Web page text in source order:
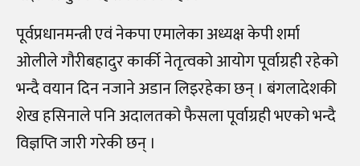
पूर्वप्रधानमन्त्री एवं नेकपा एमालेका अध्यक्ष केपी शर्मा
ओलीले गौरीबहादुर कार्की नेतृत्वको आयोग पूर्वाग्रही रहेको
भन्दै वयान दिन नजाने अडान लिइरहेका छन् । बंगलादेशकी
शेख हसिनाले पनि अदालतको फैसला पूर्वाग्रही भएको भन्दै
विज्ञप्ति जारी गरेकी छन् ।